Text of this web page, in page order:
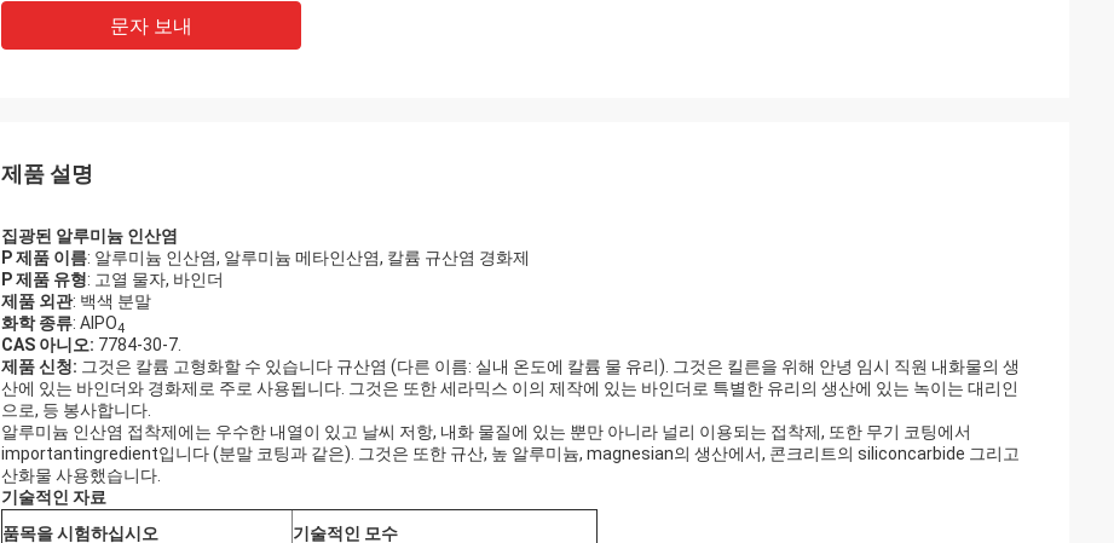
문자 보내
제품 설명
집광된 알루미늄 인산염
P 제품 이름: 알루미늄 인산염, 알루미늄 메타인산염, 칼륨 규산염 경화제
P 제품 유형: 고열 물자, 바인더
제품 외관: 백색 분말
화학 종류: AlPO4
CAS 아니오: 7784-30-7.
제품 신청: 그것은 칼륨 고형화할 수 있습니다 규산염 (다른 이름: 실내 온도에 칼륨 물 유리). 그것은 킬른을 위해 안녕 임시 직원 내화물의 생
산에 있는 바인더와 경화제로 주로 사용됩니다. 그것은 또한 세라믹스 이의 제작에 있는 바인더로 특별한 유리의 생산에 있는 녹이는 대리인
으로, 등 봉사합니다.
알루미늄 인산염 접착제에는 우수한 내열이 있고 날씨 저항, 내화 물질에 있는 뿐만 아니라 널리 이용되는 접착제, 또한 무기 코팅에서
importantingredient입니다 (분말 코팅과 같은). 그것은 또한 규산, 높 알루미늄, magnesian의 생산에서, 콘크리트의 siliconcarbide 그리고
산화물 사용했습니다.
기술적인 자료
품목을 시험하십시오
기술적인 모수